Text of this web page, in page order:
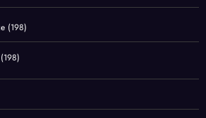
(198)
(198)